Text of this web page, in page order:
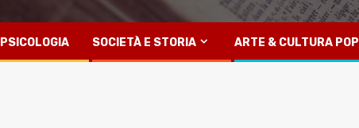
PSICOLOGIA SOCIETÀ E STORIA ARTE & CULTURA POP